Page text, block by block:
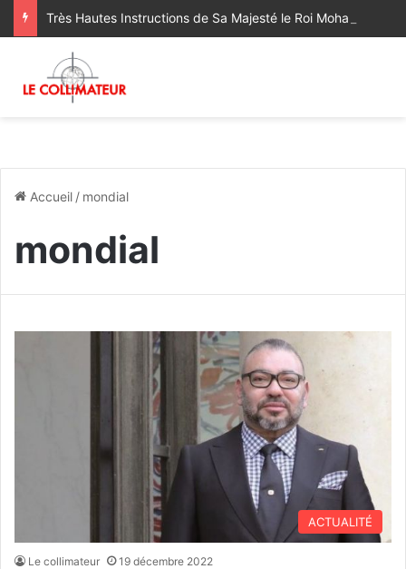
Accueil / mondial
mondial
ACTUALITÉ
Le collimateur 19 décembre 2022